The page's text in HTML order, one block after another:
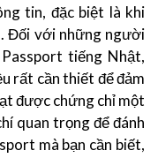
tin, đặc biệt là khi
Đối với những người
tiếng Nhật,
rất cần thiết để đảm
được chứng chỉ một
quan trọng để đánh
mà bạn cần biết,